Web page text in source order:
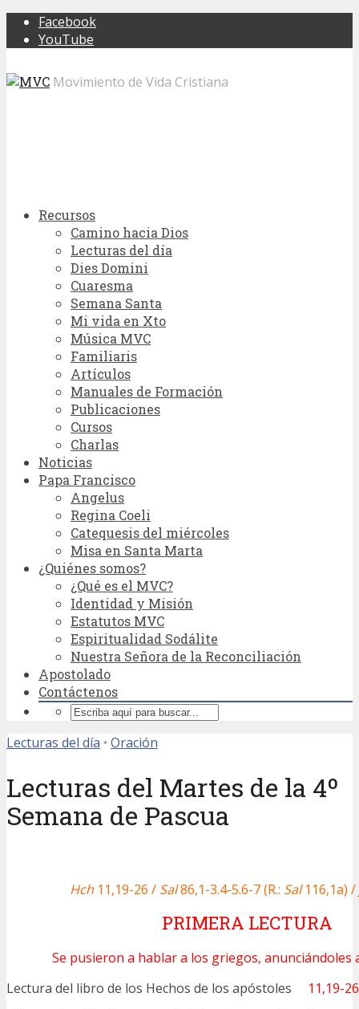
Facebook
YouTube
Movimiento de Vida Cristiana
Recursos
Camino hacia Dios
Lecturas del día
Dies Domini
Cuaresma
Semana Santa
Mi vida en Xto
Música MVC
Familiaris
Artículos
Manuales de Formación
Publicaciones
Cursos
Charlas
Noticias
Papa Francisco
Angelus
Regina Coeli
Catequesis del miércoles
Misa en Santa Marta
¿Quiénes somos?
¿Qué es el MVC?
Identidad y Misión
Estatutos MVC
Espiritualidad Sodálite
Nuestra Señora de la Reconciliación
Apostolado
Contáctenos
Lecturas del día • Oración
Lecturas del Martes de la 4º
Semana de Pascua
Hch11,19-26 / Sal86,1-3.4-5.6-7 (R.: Sal116,1a) /
PRIMERA LECTURA
Se pusieron a hablar a los griegos, anunciándoles
Lectura del libro de los Hechos de los apóstoles 11,19-26